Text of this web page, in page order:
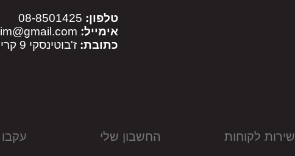
טלפון:
אימייל:
כתובת: ז'בוטינסקי 9 קריית מלאכי
שירות לקוחות החשבון שלי עקבו